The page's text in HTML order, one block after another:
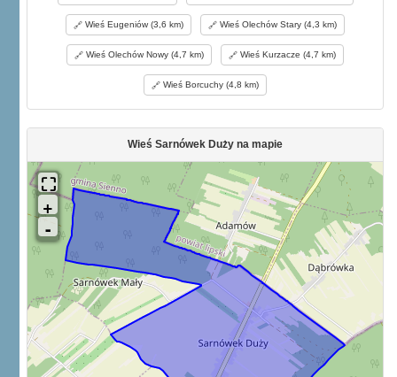
Wieś Eugeniów (3,6 km) Wieś Olechów Stary (4,3 km)
Wieś Olechów Nowy (4,7 km) Wieś Kurzacze (4,7 km)
Wieś Borcuchy (4,8 km)
Wieś Sarnówek Duży na mapie